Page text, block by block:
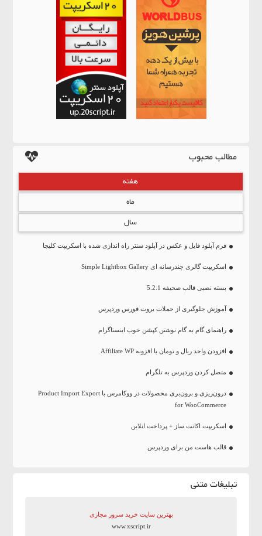
مطالب محبوب
هفته
ماه
سال
فرم آپلود فایل و عکس در آپلود سنتر راه اندازی شده با اسکریپت کلیجا
اسکریپت گالری چندرسانه ای Simple Lightbox Gallery
بسته نصبی قالب صحیفه 5.2.1
آموزش جلوگیری از حملات بروت فورس وردپرس
راهنمای گام به گام نوشتن کپشن خوب اینستاگرام
افزودن واحد ریال و تومان با افزونه Affiliate WP
متصل کردن وردپرس به تلگرام
درون‌ریزی و برون‌بری محصولات در ووکامرس با Product Import Export
for WooCommerce
اسکریپت اکانت ساز + پرداخت انلاین
قالب هاست من برای وردپرس
تبلیغات متنی
بهترین سایت‌ خرید سرور مجازی
www.xscript.ir